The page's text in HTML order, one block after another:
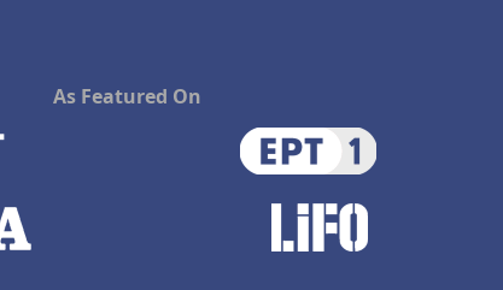
As Featured On